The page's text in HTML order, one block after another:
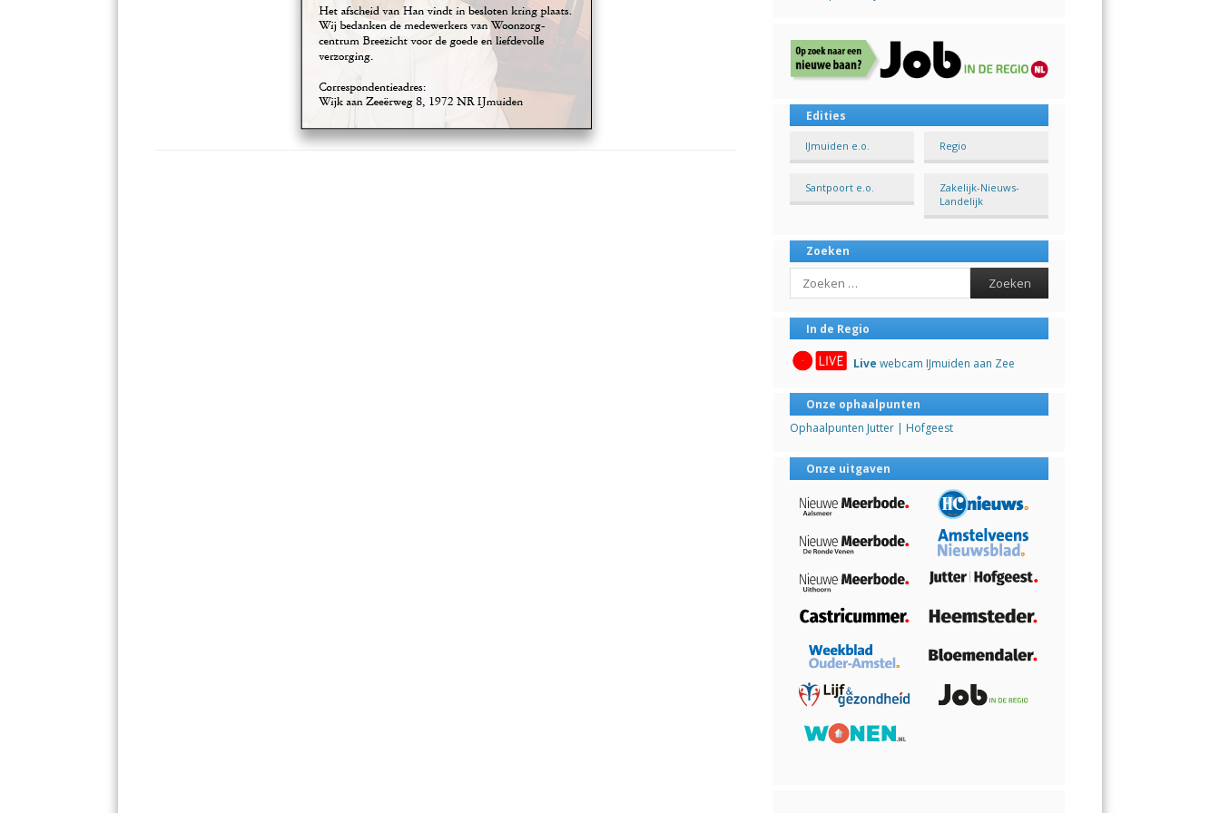
Edities
IJmuiden e.o. Regio
Santpoort e.o.
Zakelijk-Nieuws-
Landelijk
Zoeken
Search
In de Regio
Live webcam IJmuiden aan Zee
Onze ophaalpunten
Ophaalpunten Jutter | Hofgeest
Onze uitgaven